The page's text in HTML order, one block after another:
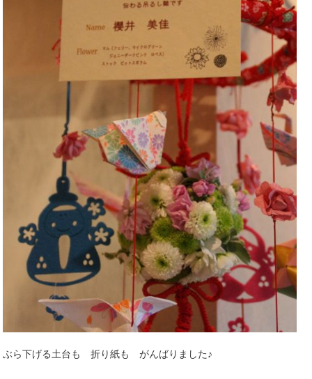
ぶら下げる土台も 折り紙も がんばりました♪